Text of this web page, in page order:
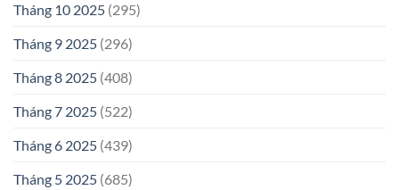
Tháng 10 2025 (295)
Tháng 9 2025 (296)
Tháng 8 2025 (408)
Tháng 7 2025 (522)
Tháng 6 2025 (439)
Tháng 5 2025 (685)